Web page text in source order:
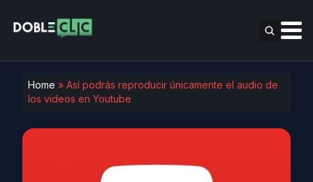
Home » Así podrás reproducir únicamente el audio de
los videos en Youtube